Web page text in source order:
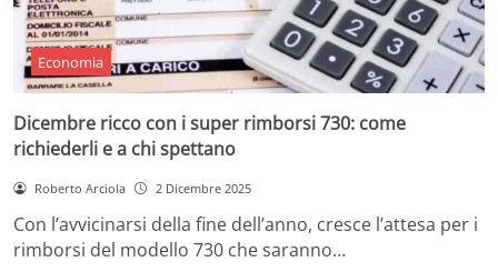
Economia
Dicembre ricco con i super rimborsi 730: come
richiederli e a chi spettano
Roberto Arciola 2 Dicembre 2025
Con l’avvicinarsi della fine dell’anno, cresce l’attesa per i
rimborsi del modello 730 che saranno…